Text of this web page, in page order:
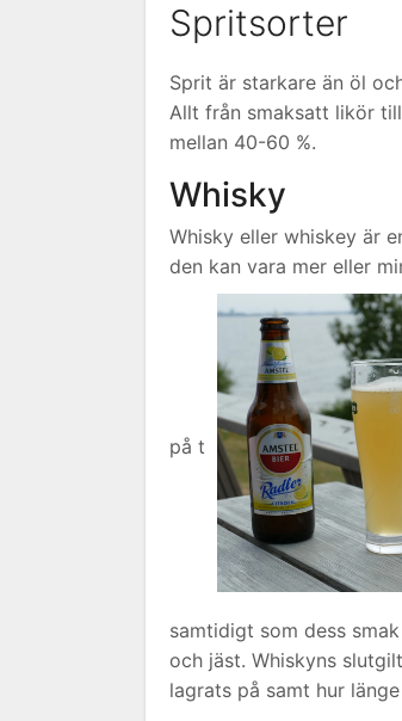
Spritsorter
Sprit är starkare än öl
Allt från smaksatt likör
mellan 40-60 %.
Whisky
Whisky eller whiskey är
den kan vara mer eller
på t
samtidigt som dess
och jäst. Whiskyns
lagrats på samt hur